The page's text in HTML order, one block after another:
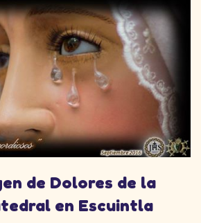
de Dolores de la
en Escuintla